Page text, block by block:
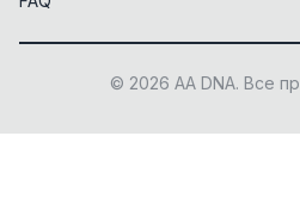
© 2026 AA DNA. Все